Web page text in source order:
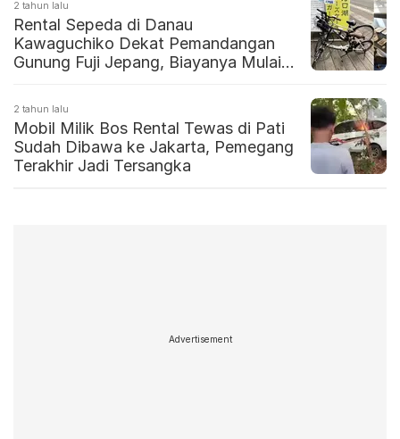
2 tahun lalu
Rental Sepeda di Danau
Kawaguchiko Dekat Pemandangan
Gunung Fuji Jepang, Biayanya Mulai
2 tahun lalu
Mobil Milik Bos Rental Tewas di Pati
Sudah Dibawa ke Jakarta, Pemegang
Terakhir Jadi Tersangka
Advertisement